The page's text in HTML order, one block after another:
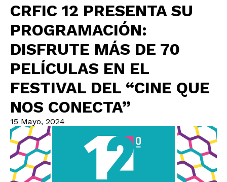
CRFIC 12 PRESENTA SU
PROGRAMACIÓN:
DISFRUTE MÁS DE 70
PELÍCULAS EN EL
FESTIVAL DEL “CINE QUE
NOS CONECTA”
15 Mayo, 2024